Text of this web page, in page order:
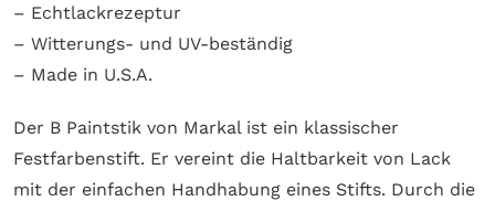
– Echtlackrezeptur
– Witterungs- und UV-beständig
– Made in U.S.A.
Der B Paintstik von Markal ist ein klassischer
Festfarbenstift. Er vereint die Haltbarkeit von Lack
mit der einfachen Handhabung eines Stifts. Durch die